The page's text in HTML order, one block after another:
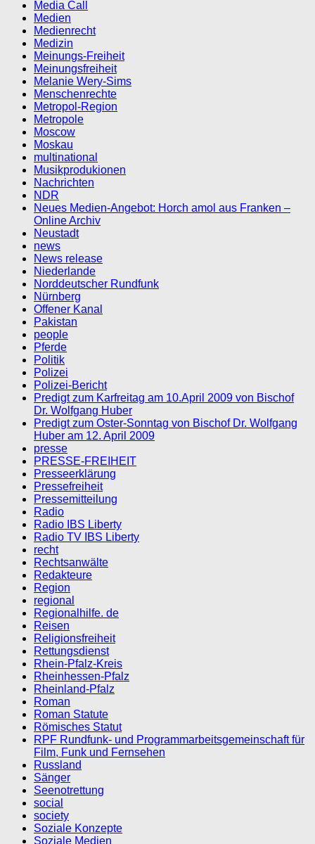
Media Call
Medien
Medienrecht
Medizin
Meinungs-Freiheit
Meinungsfreiheit
Melanie Wery-Sims
Menschenrechte
Metropol-Region
Metropole
Moscow
Moskau
multinational
Musikprodukionen
Nachrichten
NDR
Neues Medien-Angebot: Horch amol aus Franken –
Online Archiv
Neustadt
news
News release
Niederlande
Norddeutscher Rundfunk
Nürnberg
Offener Kanal
Pakistan
people
Pferde
Politik
Polizei
Polizei-Bericht
Predigt zum Karfreitag am 10.April 2009 von Bischof
Dr. Wolfgang Huber
Predigt zum Oster-Sonntag von Bischof Dr. Wolfgang
Huber am 12. April 2009
presse
PRESSE-FREIHEIT
Presseerklärung
Pressefreiheit
Pressemitteilung
Radio
Radio IBS Liberty
Radio TV IBS Liberty
recht
Rechtsanwälte
Redakteure
Region
regional
Regionalhilfe. de
Reisen
Religionsfreiheit
Rettungsdienst
Rhein-Pfalz-Kreis
Rheinhessen-Pfalz
Rheinland-Pfalz
Roman
Roman Statute
Römisches Statut
RPF Rundfunk- und Programmarbeitsgemeinschaft für
Film, Funk und Fernsehen
Russland
Sänger
Seenotrettung
social
society
Soziale Konzepte
Soziale Medien